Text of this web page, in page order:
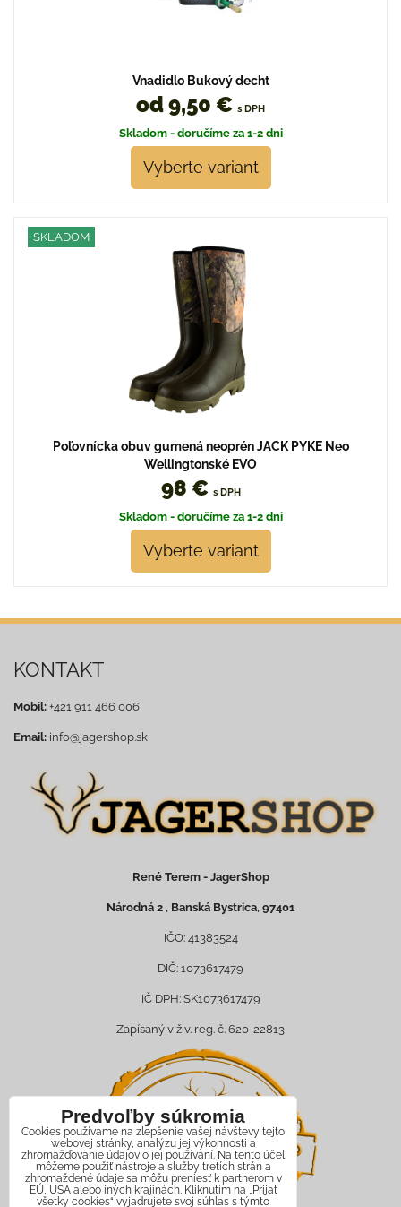
Vnadidlo Bukový decht
od 9,50 € s DPH
Skladom - doručíme za 1-2 dni
Vyberte variant
SKLADOM
Poľovnícka obuv gumená neoprén JACK PYKE Neo
Wellingtonské EVO
98 € s DPH
Skladom - doručíme za 1-2 dni
Vyberte variant
KONTAKT
Mobil: +421 911 466 006
Email: info@jagershop.sk
René Terem - JagerShop
Národná 2 , Banská Bystrica, 97401
IČO: 41383524
DIČ: 1073617479
IČ DPH: SK1073617479
Zapísaný v živ. reg. č. 620-22813
Predvoľby súkromia
Cookies používame na zlepšenie vašej návštevy tejto
webovej stránky, analýzu jej výkonnosti a
zhromažďovanie údajov o jej používaní. Na tento účel
môžeme použiť nástroje a služby tretích strán a
zhromaždené údaje sa môžu preniesť k partnerom v
EÚ, USA alebo iných krajinách. Kliknutím na „Prijať
všetky cookies“ vyjadrujete svoj súhlas s týmto